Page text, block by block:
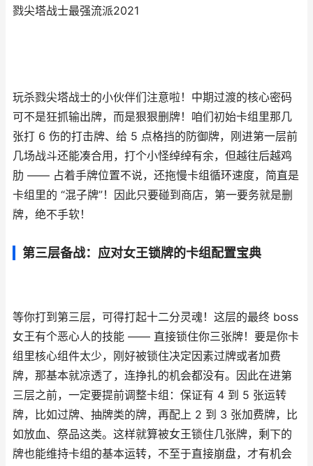
戮尖塔战士最强流派2021
玩杀戮尖塔战士的小伙伴们注意啦！中期过渡的核心密码
可不是狂抓输出牌，而是狠狠删牌！咱们初始卡组里那几
张打 6 伤的打击牌、给 5 点格挡的防御牌，刚进第一层前
几场战斗还能凑合用，打个小怪绰绰有余，但越往后越鸡
肋 —— 占着手牌位置不说，还拖慢卡组循环速度，简直是
卡组里的 “混子牌”！因此只要碰到商店，第一要务就是删
牌，绝不手软！
第三层备战：应对女王锁牌的卡组配置宝典
等你打到第三层，可得打起十二分灵魂！这层的最终 boss
女王有个恶心人的技能 —— 直接锁住你三张牌！要是你卡
组里核心组件太少，刚好被锁住决定因素过牌或者加费
牌，那基本就凉透了，连挣扎的机会都没有。因此在进第
三层之前，一定要提前调整卡组：保证有 4 到 5 张运转
牌，比如过牌、抽牌类的牌，再配上 2 到 3 张加费牌，比
如放血、祭品这类。这样就算被女王锁住几张牌，剩下的
牌也能维持卡组的基本运转，不至于直接崩盘，才有机会